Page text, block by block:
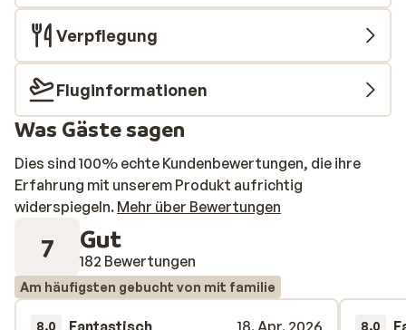
Verpflegung
Fluginformationen
Was Gäste sagen
Dies sind 100% echte Kundenbewertungen, die ihre
Erfahrung mit unserem Produkt aufrichtig
widerspiegeln. Mehr über Bewertungen
7 Gut
182 Bewertungen
Am häufigsten gebucht von mit familie
8.0 Fantastisch
18. Apr. 2026
8.0